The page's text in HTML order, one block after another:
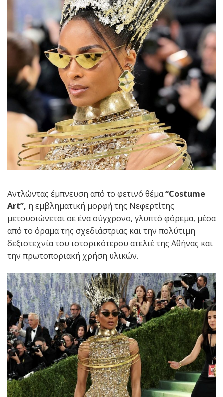
Αντλώντας έμπνευση από το φετινό θέμα“Costume
Art”, η εμβληματική μορφή της Νεφερτίτης
μετουσιώνεται σε ένα σύγχρονο, γλυπτό φόρεμα, μέσα
από το όραμα της σχεδιάστριας και την πολύτιμη
δεξιοτεχνία του ιστορικότερου ατελιέ της Αθήνας και
την πρωτοποριακή χρήση υλικών.